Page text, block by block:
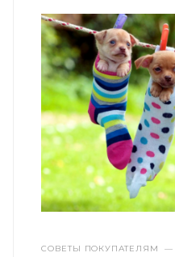
СОВЕТЫ ПОКУПАТЕЛЯМ —